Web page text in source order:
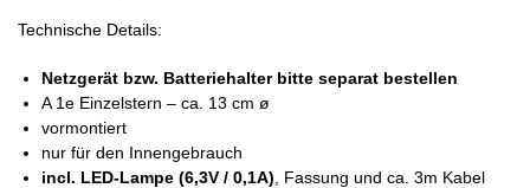
Technische Details:
Netzgerät bzw. Batteriehalter bitte separat bestellen
A 1e Einzelstern – ca. 13 cm ø
vormontiert
nur für den Innengebrauch
incl. LED-Lampe (6,3V / 0,1A) , Fassung und ca. 3m Kabel